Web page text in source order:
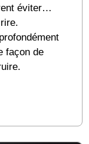
éviter…
façon de